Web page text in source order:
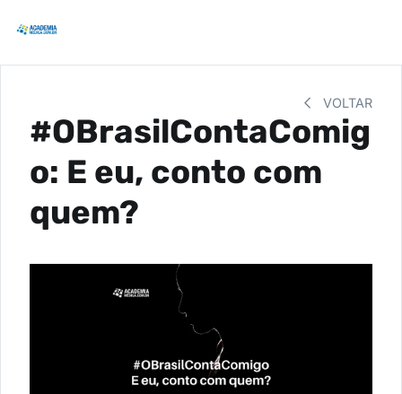
VOLTAR
#OBrasilContaComig
o: E eu, conto com
quem?